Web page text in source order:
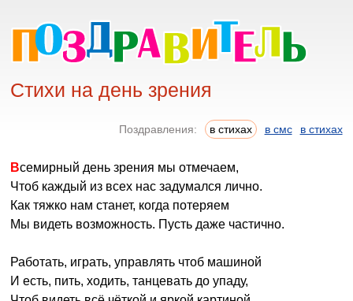
Стихи на день зрения
Поздравления: в стихах в смс в стихах
Всемирный день зрения мы отмечаем,
Чтоб каждый из всех нас задумался лично.
Как тяжко нам станет, когда потеряем
Мы видеть возможность. Пусть даже частично.
Работать, играть, управлять чтоб машиной
И есть, пить, ходить, танцевать до упаду,